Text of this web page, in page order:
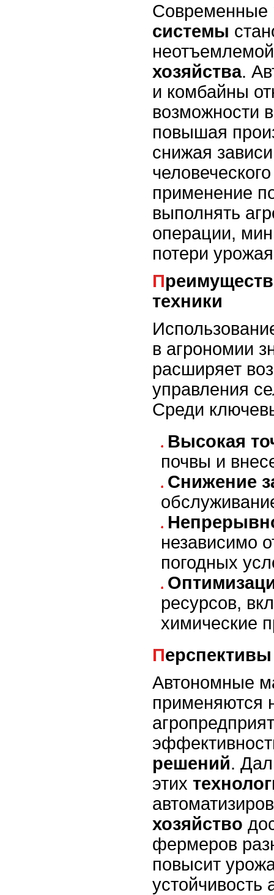
Современные
системы
хозяйства.
и комбайны
возможности
повышая
снижая
применение
выполнять
операции,
потери
Преимущества автономной
техники
в агрономии
расширяет
управления
Среди
Высокая
почвы и
Снижение
независимо
погодных
ресурсов,
химические
Автономные
применяются
решений.
этих
хозяйство
фермеров
повысит
устойчивость